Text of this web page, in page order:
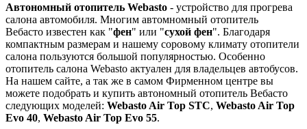
Автономный отопитель Webasto - устройство для прогрева
салона автомобиля. Многим автомномный отопитель
Вебасто известен как "фен" или "сухой фен". Благодаря
компактным размерам и нашему соровому климату отопители
салона пользуются большой популярностью. Особенно
отопитель салона Webasto актуален для владельцев автобусов.
На нашем сайте, а так же в самом Фирменном центре вы
можете подобрать и купить автономный отопитель Вебасто
следующих моделей: Webasto Air Top STC, Webasto Air Top
Evo 40, Webasto Air Top Evo 55.